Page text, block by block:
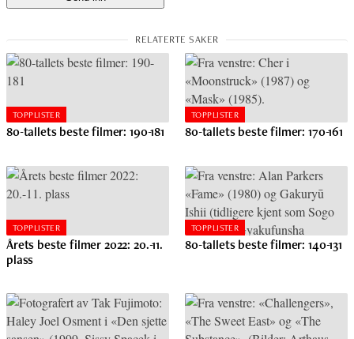
TOPPLISTER
80-tallets beste filmer: 190-181
TOPPLISTER
80-tallets beste filmer: 170-161
TOPPLISTER
Årets beste filmer 2022: 20.-11.
plass
TOPPLISTER
80-tallets beste filmer: 140-131